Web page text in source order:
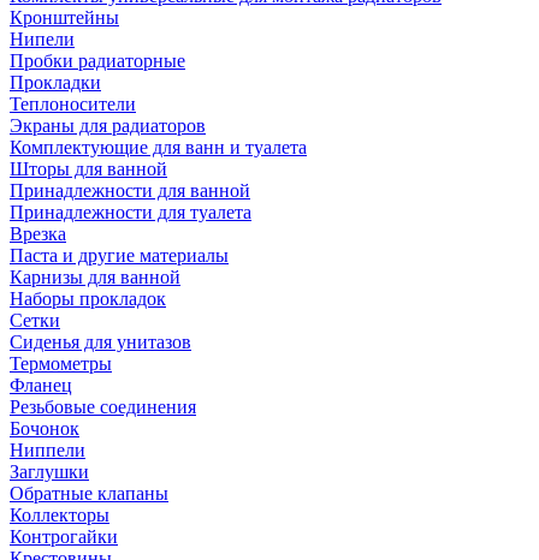
Кронштейны
Нипели
Пробки радиаторные
Прокладки
Теплоносители
Экраны для радиаторов
Комплектующие для ванн и туалета
Шторы для ванной
Принадлежности для ванной
Принадлежности для туалета
Врезка
Паста и другие материалы
Карнизы для ванной
Наборы прокладок
Сетки
Сиденья для унитазов
Термометры
Фланец
Резьбовые соединения
Бочонок
Ниппели
Заглушки
Обратные клапаны
Коллекторы
Контрогайки